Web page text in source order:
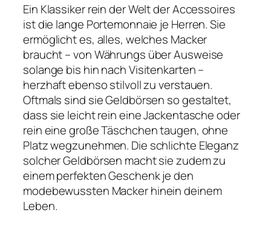
Ein Klassiker rein der Welt der Accessoires
ist die lange Portemonnaie je Herren. Sie
ermöglicht es, alles, welches Macker
braucht – von Währungs über Ausweise
solange bis hin nach Visitenkarten –
herzhaft ebenso stilvoll zu verstauen.
Oftmals sind sie Geldbörsen so gestaltet,
dass sie leicht rein eine Jackentasche oder
rein eine große Täschchen taugen, ohne
Platz wegzunehmen. Die schlichte Eleganz
solcher Geldbörsen macht sie zudem zu
einem perfekten Geschenk je den
modebewussten Macker hinein deinem
Leben.